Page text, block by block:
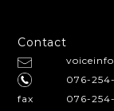
Contact
076-
fax
076-